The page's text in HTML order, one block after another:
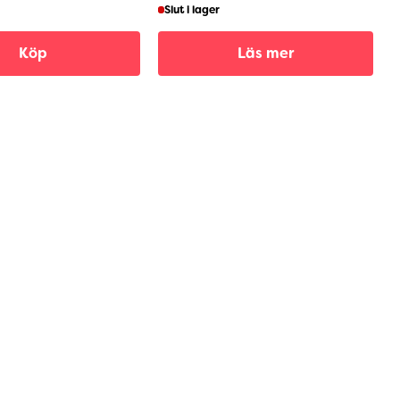
Köp
Slut i lager
Läs mer